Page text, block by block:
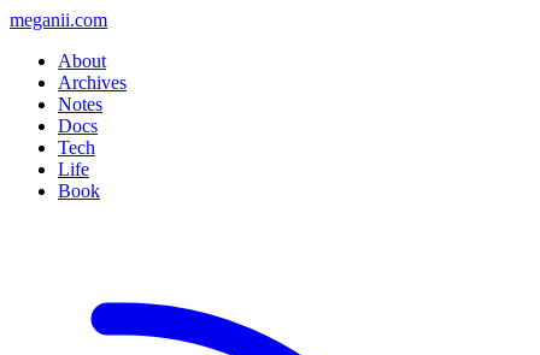
meganii.com
About
Archives
Notes
Docs
Tech
Life
Book